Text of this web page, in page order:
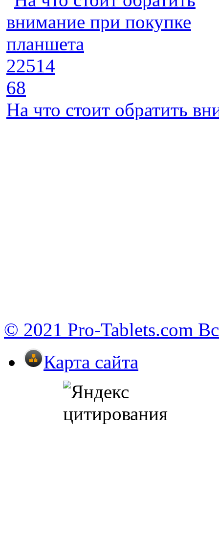
22514
68
На что стоит обратить
© 2021 Pro-Tablets.com
Карта сайта